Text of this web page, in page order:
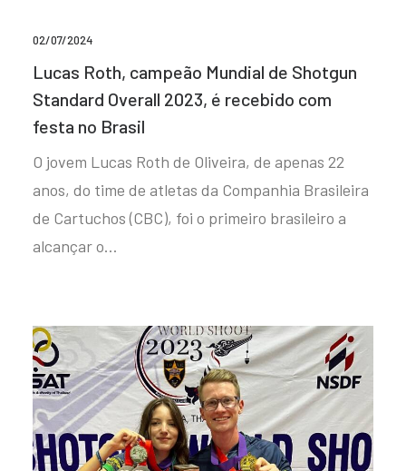
02/07/2024
Lucas Roth, campeão Mundial de Shotgun
Standard Overall 2023, é recebido com
festa no Brasil
O jovem Lucas Roth de Oliveira, de apenas 22
anos, do time de atletas da Companhia Brasileira
de Cartuchos (CBC), foi o primeiro brasileiro a
alcançar o…